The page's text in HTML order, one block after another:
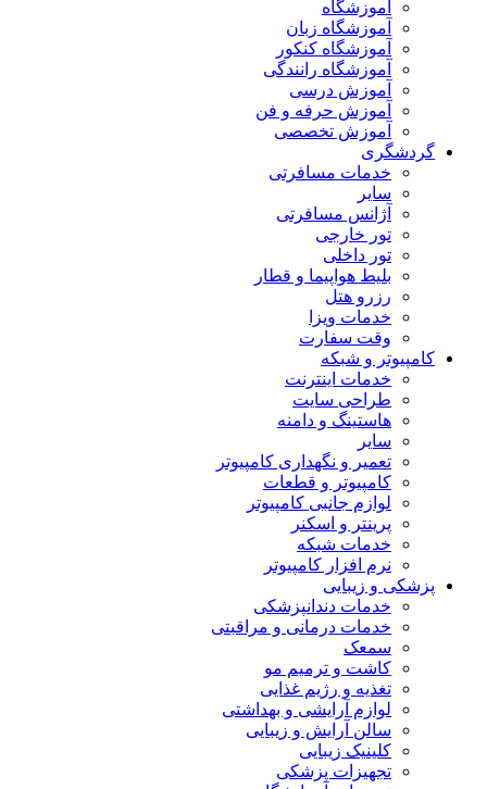
آموزشگاه
آموزشگاه زبان
آموزشگاه کنکور
آموزشگاه رانندگی
آموزش درسی
آموزش حرفه و فن
آموزش تخصصی
گردشگری
خدمات مسافرتی
سایر
آژانس مسافرتی
تور خارجی
تور داخلی
بلیط هواپیما و قطار
رزرو هتل
خدمات ویزا
وقت سفارت
کامپیوتر و شبکه
خدمات اینترنت
طراحی سایت
هاستینگ و دامنه
سایر
تعمیر و نگهداری کامپیوتر
کامپیوتر و قطعات
لوازم جانبی کامپیوتر
پرینتر و اسکنر
خدمات شبکه
نرم افزار کامپیوتر
پزشکی و زیبایی
خدمات دندانپزشکی
خدمات درمانی و مراقبتی
سمعک
کاشت و ترمیم مو
تغذیه و رژیم غذایی
لوازم آرایشی و بهداشتی
سالن آرایش و زیبایی
کلینیک زیبایی
تجهیزات پزشکی